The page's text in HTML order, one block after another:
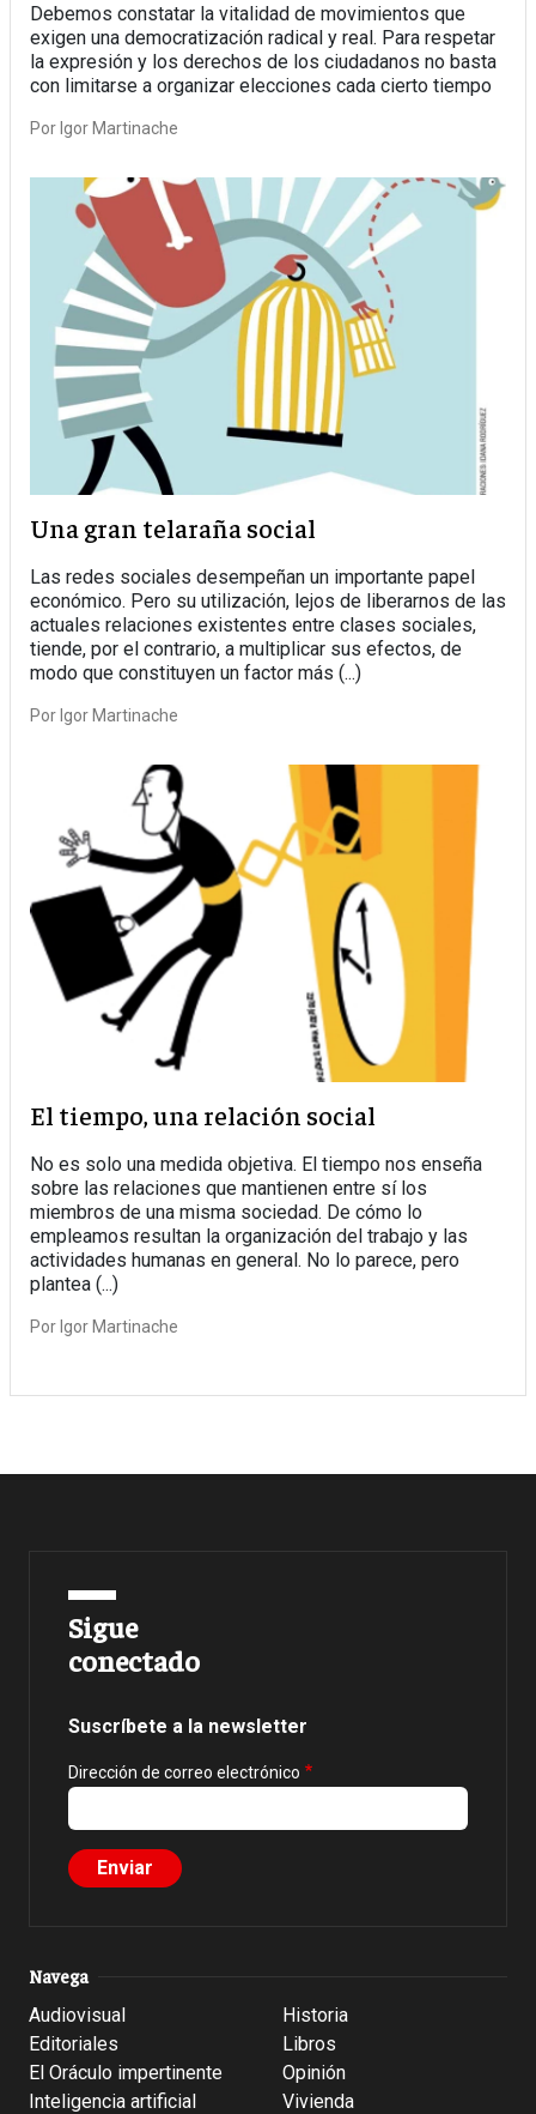
Debemos constatar la vitalidad de movimientos que
exigen una democratización radical y real. Para respetar
la expresión y los derechos de los ciudadanos no basta
con limitarse a organizar elecciones cada cierto tiempo
Por Igor Martinache
Una gran telaraña social
Las redes sociales desempeñan un importante papel
económico. Pero su utilización, lejos de liberarnos de las
actuales relaciones existentes entre clases sociales,
tiende, por el contrario, a multiplicar sus efectos, de
modo que constituyen un factor más (...)
Por Igor Martinache
El tiempo, una relación social
No es solo una medida objetiva. El tiempo nos enseña
sobre las relaciones que mantienen entre sí los
miembros de una misma sociedad. De cómo lo
empleamos resultan la organización del trabajo y las
actividades humanas en general. No lo parece, pero
plantea (...)
Por Igor Martinache
Sigue
conectado
Suscríbete a la newsletter
Dirección de correo electrónico
Navega
Audiovisual
Editoriales
El Oráculo impertinente
Inteligencia artificial
Historia
Libros
Opinión
Vivienda